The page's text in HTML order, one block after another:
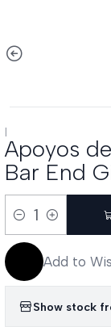
|
Apoyos
Bar End
Quantity
Add to
Show stock